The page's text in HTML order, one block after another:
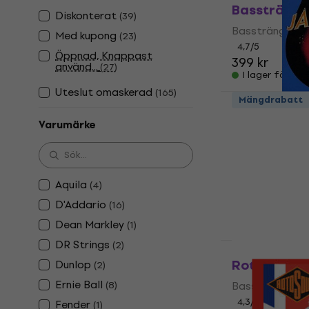
Diskonterat (39)
Med kupong (23)
Öppnad, Knappast
använd...(27)
Uteslut omaskerad (165)
Varumärke
Aquila (4)
D'Addario (16)
Dean Markley (1)
DR Strings (2)
Dunlop (2)
Ernie Ball (8)
Fender (1)
Bassträngar
4,7/5
399 kr
I lager för E-
Mängdrabatt
Rotosound
Bassträngar
4,3/5